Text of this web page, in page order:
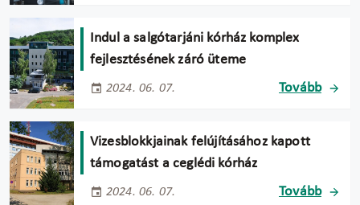
Indul a salgótarjáni kórház komplex
fejlesztésének záró üteme
2024. 06. 07. Tovább
Vizesblokkjainak felújításához kapott
támogatást a ceglédi kórház
2024. 06. 07. Tovább